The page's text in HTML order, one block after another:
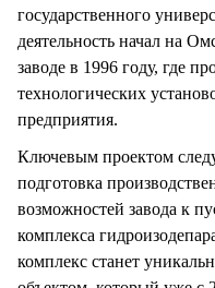
государственного
деятельность начал на
заводе в 1996 году, где
технологических
предприятия.
Ключевым проектом
подготовка
возможностей завода к
комплекса
комплекс станет